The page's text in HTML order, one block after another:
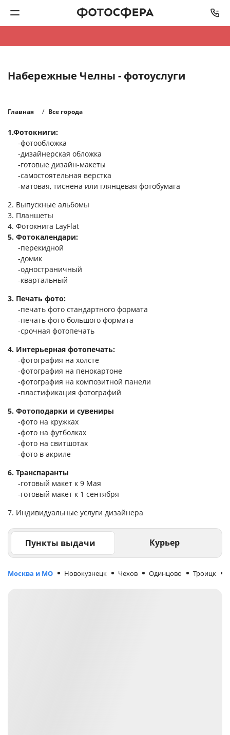
Фотокниги
Интерьерная печать
Фотоподарки
Багетная мастерская
Полиграфия
Услуги и сервис
Магазин
Набережные Челны - фотоуслуги
Главная Все города
1.Фотокниги:
-фотообложка
-дизайнерская обложка
-готовые дизайн-макеты
-самостоятельная верстка
-матовая, тиснена или глянцевая фотобумага
2. Выпускные альбомы
3. Планшеты
4. Фотокнига LayFlat
5. Фотокалендари:
-перекидной
-домик
-одностраничный
-квартальный
3. Печать фото:
-печать фото стандартного формата
-печать фото большого формата
-срочная фотопечать
4. Интерьерная фотопечать:
-фотография на холсте
-фотография на пенокартоне
-фотография на композитной панели
-пластификация фотографий
5. Фотоподарки и сувениры
-фото на кружках
-фото на футболках
-фото на свитшотах
-фото в акриле
6. Транспаранты
-готовый макет к 9 Мая
-готовый макет к 1 сентября
7. Индивидуальные услуги дизайнера
Пункты выдачи Курьер
Москва и МО Новокузнецк Чехов Одинцово Троицк